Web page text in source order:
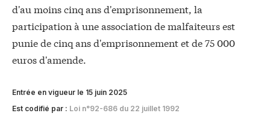
d'au moins cinq ans d'emprisonnement, la
participation à une association de malfaiteurs est
punie de cinq ans d'emprisonnement et de 75 000
euros d'amende.
Entrée en vigueur le 15 juin 2025
Est codifié par : Loi n°92-686 du 22 juillet 1992